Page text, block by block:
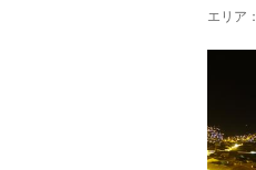
エリア：